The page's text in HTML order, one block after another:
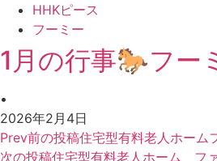
HHKピース
フーミー
1月の行事🐎フー
•
2026年2月4日
Prev前の投稿住宅型有料老人ホー
次の投稿住宅型有料老人ホーム フ